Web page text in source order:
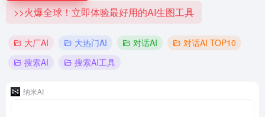
>>火爆全球！立即体验最好用的AI生图工具
大厂AI 大热门AI 对话AI
对话AI TOP10
搜索AI
搜索AI工具
纳米AI